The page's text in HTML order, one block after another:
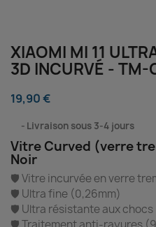
XIAOMI MI 11
3D INCURVÉ - TM-
19,90 €
Livraison sous 3-4 jours
Vitre Curved (verre
Noir
🛡️ Vitre incurvée en verre
🛡️ Ultra fine (0,26mm)
🛡️ Ultra résistante aux chocs